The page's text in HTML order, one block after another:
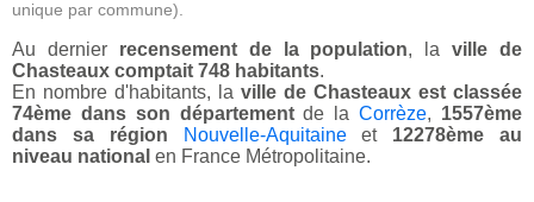
unique par commune).
Au dernier recensement de la population, laville de
Chasteaux comptait 748 habitants.
En nombre d'habitants, la ville de Chasteaux est classée
74ème dans son départementde laCorrèze, 1557ème
dans sa région
Nouvelle-Aquitaineet 12278ème au
niveau national en France Métropolitaine.